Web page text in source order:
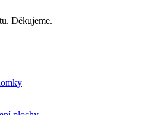
Děkujeme.